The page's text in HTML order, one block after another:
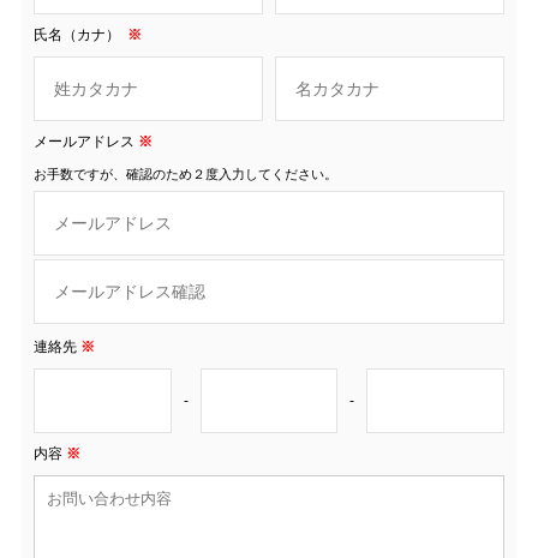
氏名（カナ） ※
メールアドレス ※
お手数ですが、確認のため２度入力してください。
連絡先 ※
- -
内容 ※